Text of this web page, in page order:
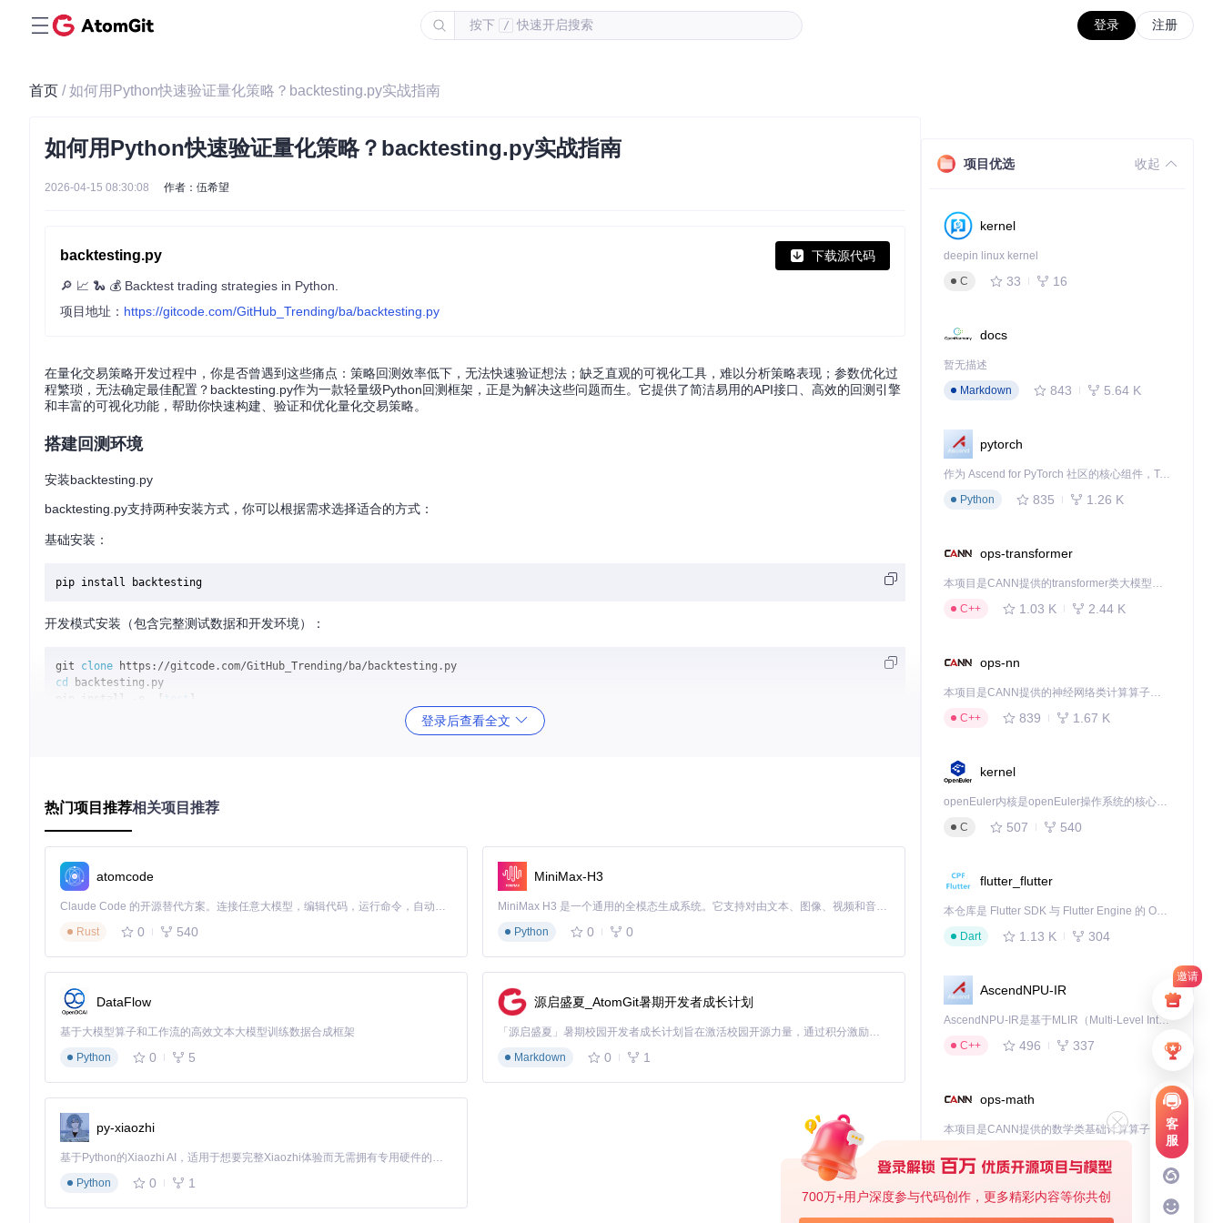
按下 / 快速开启搜索 登录 注册
邀请
客
服
700万+用户深度参与代码创作，更多精彩内容等你共创
首页 / 如何用Python快速验证量化策略？backtesting.py实战指南
如何用Python快速验证量化策略？backtesting.py实战指南
2026-04-15 08:30:08 作者：伍希望
backtesting.py 下载源代码
🔎 📈 🐍 💰 Backtest trading strategies in Python.
项目地址： https://gitcode.com/GitHub_Trending/ba/backtesting.py
在量化交易策略开发过程中，你是否曾遇到这些痛点：策略回测效率低下，无法快速验证想法；缺乏直观的可视化工具，难以分析策略表现；参数优化过
程繁琐，无法确定最佳配置？backtesting.py作为一款轻量级Python回测框架，正是为解决这些问题而生。它提供了简洁易用的API接口、高效的回测引擎
和丰富的可视化功能，帮助你快速构建、验证和优化量化交易策略。
搭建回测环境
安装backtesting.py
backtesting.py支持两种安装方式，你可以根据需求选择适合的方式：
基础安装：
开发模式安装（包含完整测试数据和开发环境）：
git clone
cd backtesting.py
目录，包含BTCUSD、EURUSD等主流品种的历史数据，如
常见问题
Q: 安装过程中出现依赖冲突怎么办？
A: 尝试升级pip工具并使用--no-cache-dir参数重新安装：
Q: 如何验证安装是否成功？
A: 可以运行以下代码测试：
from backtesting import
class SimpleStrategy(Strategy):
def
if self.data.Close[-
.buy()
bt = Backtest(GOOG, SimpleStrategy, cash=
登录后查看全文
热门项目推荐相关项目推荐
atomcode
Claude Code 的开源替代方案。连接任意大模型，编辑代码，运行命令，自动验证 — 全自动执行。用 Rust 构建，极致性能。 ｜ An open-source alternative to Claude Code. Connect any LLM, edit code, run commands, and verify changes — autonomously. Built in Rust for speed. Get Started
Rust
0 540
MiniMax-H3
MiniMax H3 是一个通用的全模态生成系统。它支持对由文本、图像、视频和音频组成的多模态上下文进行统一理解，并能生成分辨率高达 2K、时长可达 15 秒的带原生立体声音频的视频。得益于面向任务泛化的系统设计，H3 在预训练阶段就已具备广泛的多模态上下文理解与生成能力，能够出色地执行复杂的多模态指令。
Python
0 0
DataFlow
基于大模型算子和工作流的高效文本大模型训练数据合成框架
Python
0 5
源启盛夏_AtomGit暑期开发者成长计划
「源启盛夏」暑期校园开发者成长计划旨在激活校园开源力量，通过积分激励、认证扶持、资源倾斜等形式，引导高校组织和开发者完成「入驻 — 建项目 — 做贡献 — 获认证 — 得资源」的完整闭环。无论你是想带领社团入驻平台的组织者，还是希望用代码贡献证明自己的开发者，都能在这里找到属于你的成长路径。
Markdown
0 1
py-xiaozhi
基于Python的Xiaozhi AI，适用于想要完整Xiaozhi体验而无需拥有专用硬件的用户。
Python
0 1
项目优选 收起
kernel
deepin linux kernel
C
33 16
docs
暂无描述
Markdown
843 5.64 K
pytorch
作为 Ascend for PyTorch 社区的核心组件，TorchNPU 是昇腾专为 PyTorch 打造的深度学习适配插件，使 PyTorch 框架能够直接调用昇腾 NPU，为开发者提供昇腾 AI 处理器的超强算力。
Python
835 1.26 K
ops-transformer
本项目是CANN提供的transformer类大模型算子库，实现网络在NPU上加速计算。
C++
1.03 K 2.44 K
ops-nn
本项目是CANN提供的神经网络类计算算子库，实现网络在NPU上加速计算。
C++
839 1.67 K
kernel
openEuler内核是openEuler操作系统的核心，既是系统性能与稳定性的基石，也是连接处理器、设备与服务的桥梁。
C
507 540
flutter_flutter
本仓库是 Flutter SDK 与 Flutter Engine 的 OpenHarmony 适配版本，由 CPF-Flutter 团队维护。开发者可使用熟悉的 Flutter 技术栈开发 OpenHarmony 应用，3.35.7 及以后的适配版本可基于本仓库源码构建支持 OpenHarmony 的 Flutter Engine。
Dart
1.13 K 304
AscendNPU-IR
AscendNPU-IR是基于MLIR（Multi-Level Intermediate Representation）构建的，面向昇腾亲和算子编译时使用的中间表示，提供昇腾完备表达能力，通过编译优化提升昇腾AI处理器计算效率，支持通过生态框架使能昇腾AI处理器与深度调优
C++
496 337
ops-math
C++
jiuwenswarm